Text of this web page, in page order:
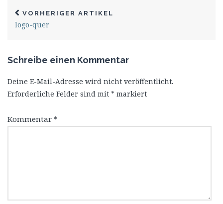
VORHERIGER ARTIKEL
logo-quer
Schreibe einen Kommentar
Deine E-Mail-Adresse wird nicht veröffentlicht.
Erforderliche Felder sind mit * markiert
Kommentar *